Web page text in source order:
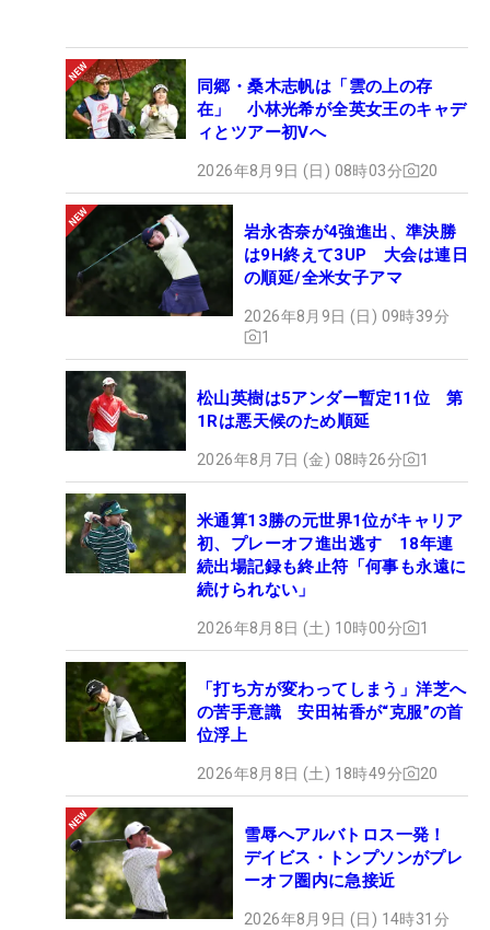
同郷・桑木志帆は「雲の上の存
在」 小林光希が全英女王のキャデ
ィとツアー初Vへ
2026年8月9日 (日) 08時03分 20
岩永杏奈が4強進出、準決勝
は9H終えて3UP 大会は連日
の順延/全米女子アマ
2026年8月9日 (日) 09時39分
1
松山英樹は5アンダー暫定11位 第
1Rは悪天候のため順延
2026年8月7日 (金) 08時26分 1
米通算13勝の元世界1位がキャリア
初、プレーオフ進出逃す 18年連
続出場記録も終止符「何事も永遠に
続けられない」
2026年8月8日 (土) 10時00分 1
「打ち方が変わってしまう」洋芝へ
の苦手意識 安田祐香が“克服”の首
位浮上
2026年8月8日 (土) 18時49分 20
雪辱へアルバトロス一発！
デイビス・トンプソンがプレ
ーオフ圏内に急接近
2026年8月9日 (日) 14時31分